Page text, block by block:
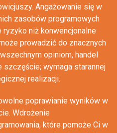
Angażowanie się w
zasobów programowych
niż konwencjonalne
prowadzić do znacznych
opiniom, handel
szczęście; wymaga starannej
realizacji.
poprawianie wyników w
Wdrożenie
które pomoże Ci w